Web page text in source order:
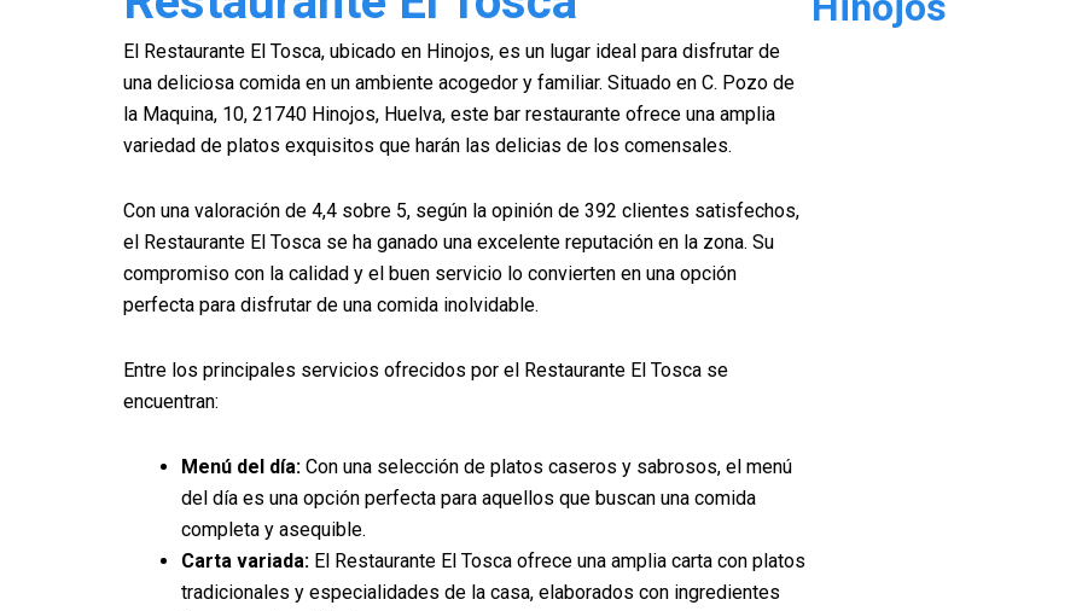
El Restaurante El Tosca, ubicado en Hinojos, es un lugar ideal para disfrutar de
una deliciosa comida en un ambiente acogedor y familiar. Situado en C. Pozo de
la Maquina, 10, 21740 Hinojos, Huelva, este bar restaurante ofrece una amplia
variedad de platos exquisitos que harán las delicias de los comensales.
Con una valoración de 4,4 sobre 5, según la opinión de 392 clientes satisfechos,
el Restaurante El Tosca se ha ganado una excelente reputación en la zona. Su
compromiso con la calidad y el buen servicio lo convierten en una opción
perfecta para disfrutar de una comida inolvidable.
Entre los principales servicios ofrecidos por el Restaurante El Tosca se
encuentran:
Menú del día: Con una selección de platos caseros y sabrosos, el menú
del día es una opción perfecta para aquellos que buscan una comida
completa y asequible.
Carta variada: El Restaurante El Tosca ofrece una amplia carta con platos
tradicionales y especialidades de la casa, elaborados con ingredientes